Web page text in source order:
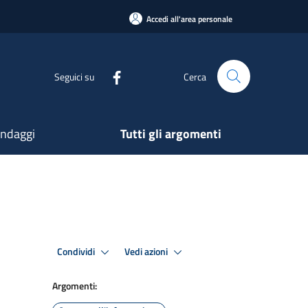
Accedi all'area personale
Seguici su Cerca
Tutti gli argomenti
Condividi Vedi azioni
Argomenti: